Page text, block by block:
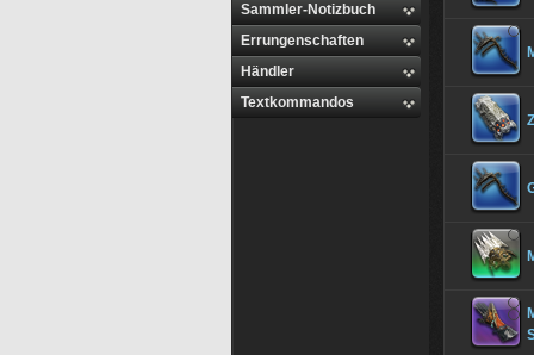
Sammler-Notizbuch
Errungenschaften
Händler
Textkommandos